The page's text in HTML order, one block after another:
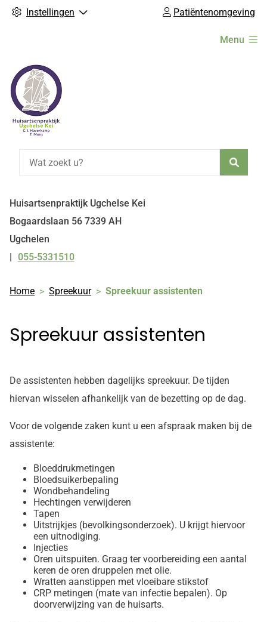
Instellingen Patiëntenomgeving
Menu
Huisartsenpraktijk Ugchelse Kei
Bogaardslaan 56 7339 AH
Ugchelen
Tel:
055-5331510
Home Spreekuur Spreekuur assistenten
Spreekuur assistenten
De assistenten hebben dagelijks spreekuur. De tijden
hiervan wisselen afhankelijk van de bezetting op de dag.
Voor de volgende zaken kunt u een afspraak maken bij de
assistente:
Bloeddrukmetingen
Bloedsuikerbepaling
Wondbehandeling
Hechtingen verwijderen
Tapen
Uitstrijkjes (bevolkingsonderzoek). U krijgt hiervoor
een uitnodiging.
Injecties
Oren uitspuiten. Graag ter voorbereiding een aantal
keren de oren druppelen met olie.
Wratten aanstippen met vloeibare stikstof
CRP metingen (mate van infectie bepalen). Op
doorverwijzing van de huisarts.